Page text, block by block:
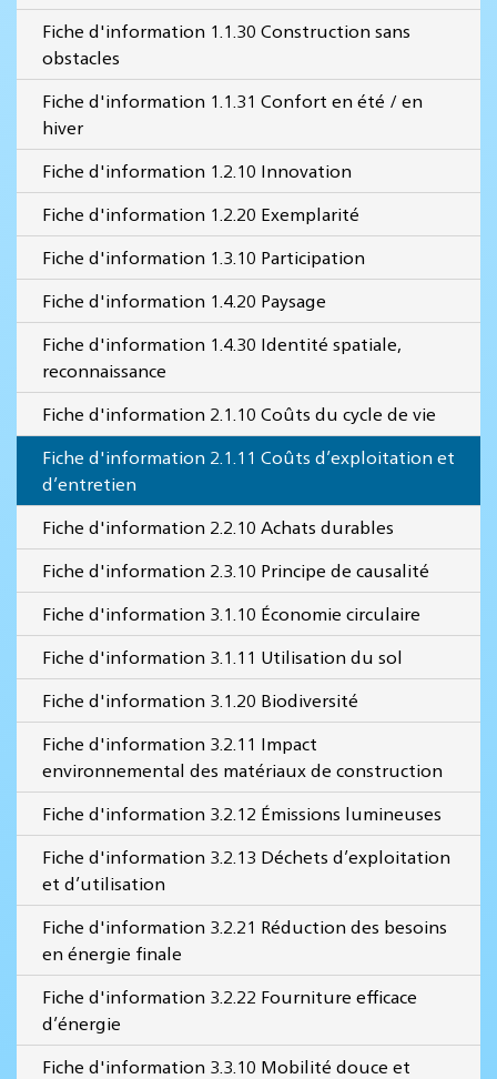
Fiche d'information 1.1.30 Construction sans
obstacles
Fiche d'information 1.1.31 Confort en été / en
hiver
Fiche d'information 1.2.10 Innovation
Fiche d'information 1.2.20 Exemplarité
Fiche d'information 1.3.10 Participation
Fiche d'information 1.4.20 Paysage
Fiche d'information 1.4.30 Identité spatiale,
reconnaissance
Fiche d'information 2.1.10 Coûts du cycle de vie
Fiche d'information 2.1.11 Coûts d’exploitation et
d’entretien
Fiche d'information 2.2.10 Achats durables
Fiche d'information 2.3.10 Principe de causalité
Fiche d'information 3.1.10 Économie circulaire
Fiche d'information 3.1.11 Utilisation du sol
Fiche d'information 3.1.20 Biodiversité
Fiche d'information 3.2.11 Impact
environnemental des matériaux de construction
Fiche d'information 3.2.12 Émissions lumineuses
Fiche d'information 3.2.13 Déchets d’exploitation
et d’utilisation
Fiche d'information 3.2.21 Réduction des besoins
en énergie finale
Fiche d'information 3.2.22 Fourniture efficace
d’énergie
Fiche d'information 3.3.10 Mobilité douce et